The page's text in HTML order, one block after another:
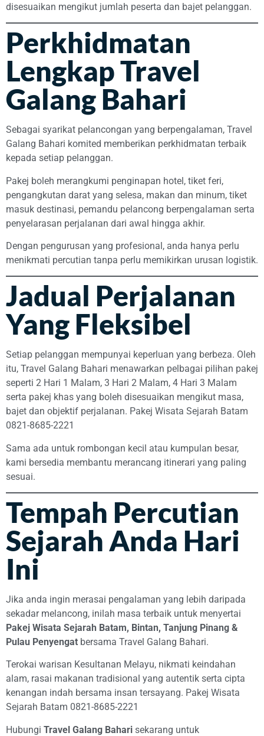
disesuaikan mengikut jumlah peserta dan bajet pelanggan.
Perkhidmatan
Lengkap Travel
Galang Bahari
Sebagai syarikat pelancongan yang berpengalaman, Travel
Galang Bahari komited memberikan perkhidmatan terbaik
kepada setiap pelanggan.
Pakej boleh merangkumi penginapan hotel, tiket feri,
pengangkutan darat yang selesa, makan dan minum, tiket
masuk destinasi, pemandu pelancong berpengalaman serta
penyelarasan perjalanan dari awal hingga akhir.
Dengan pengurusan yang profesional, anda hanya perlu
menikmati percutian tanpa perlu memikirkan urusan logistik.
Jadual Perjalanan
Yang Fleksibel
Setiap pelanggan mempunyai keperluan yang berbeza. Oleh
itu, Travel Galang Bahari menawarkan pelbagai pilihan pakej
seperti 2 Hari 1 Malam, 3 Hari 2 Malam, 4 Hari 3 Malam
serta pakej khas yang boleh disesuaikan mengikut masa,
bajet dan objektif perjalanan. Pakej Wisata Sejarah Batam
0821-8685-2221
Sama ada untuk rombongan kecil atau kumpulan besar,
kami bersedia membantu merancang itinerari yang paling
sesuai.
Tempah Percutian
Sejarah Anda Hari
Ini
Jika anda ingin merasai pengalaman yang lebih daripada
sekadar melancong, inilah masa terbaik untuk menyertai
Pakej Wisata Sejarah Batam, Bintan, Tanjung Pinang &
Pulau Penyengat bersama Travel Galang Bahari.
Terokai warisan Kesultanan Melayu, nikmati keindahan
alam, rasai makanan tradisional yang autentik serta cipta
kenangan indah bersama insan tersayang. Pakej Wisata
Sejarah Batam 0821-8685-2221
Hubungi Travel Galang Bahari sekarang untuk